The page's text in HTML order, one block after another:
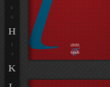
F
G
H
J
K